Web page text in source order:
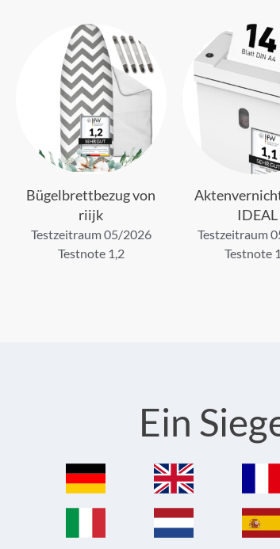
Bügelbrettbezug von
riijk
Testzeitraum 05/2026
Testnote 1,2
IDEAL
Testzeitraum
Testnote
Ein